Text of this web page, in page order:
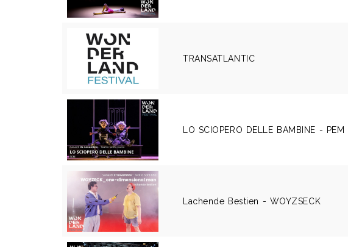
TRANSATLANTIC
LO SCIOPERO DELLE BAMBINE - PEM
Lachende Bestien - WOYZSECK